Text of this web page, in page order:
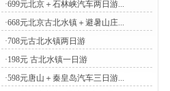
·699元北京＋石林峡汽车两日游...
·668元北京古北水镇＋避暑山庄...
·708元古北水镇两日游
·198元 古北水镇一日游
·598元唐山＋秦皇岛汽车三日游...